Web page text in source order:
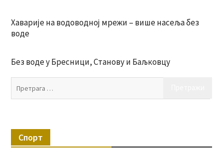
Хаварије на водоводној мрежи – више насеља без
воде
Без воде у Бресници, Станову и Баљковцу
Спорт